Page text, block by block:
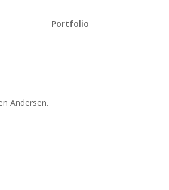
Portfolio
Andersen.